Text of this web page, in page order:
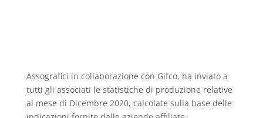
Assografici in collaborazione con Gifco, ha inviato a
tutti gli associati le statistiche di produzione relative
al mese di Dicembre 2020, calcolate sulla base delle